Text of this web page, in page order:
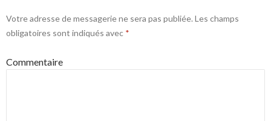
Votre adresse de messagerie ne sera pas publiée. Les champs
obligatoires sont indiqués avec *
Commentaire